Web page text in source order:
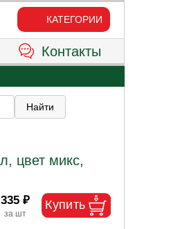
КАТЕГОРИИ
Контакты
цвет микс,
335 ₽